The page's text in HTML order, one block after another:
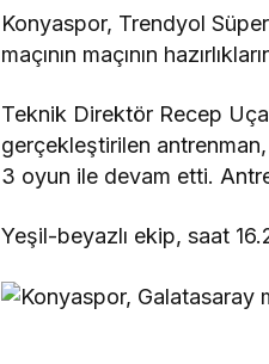
Konyaspor, Trendyol
maçının maçının
Teknik Direktör Recep
gerçekleştirilen
3 oyun ile devam etti.
Yeşil-beyazlı ekip, saat